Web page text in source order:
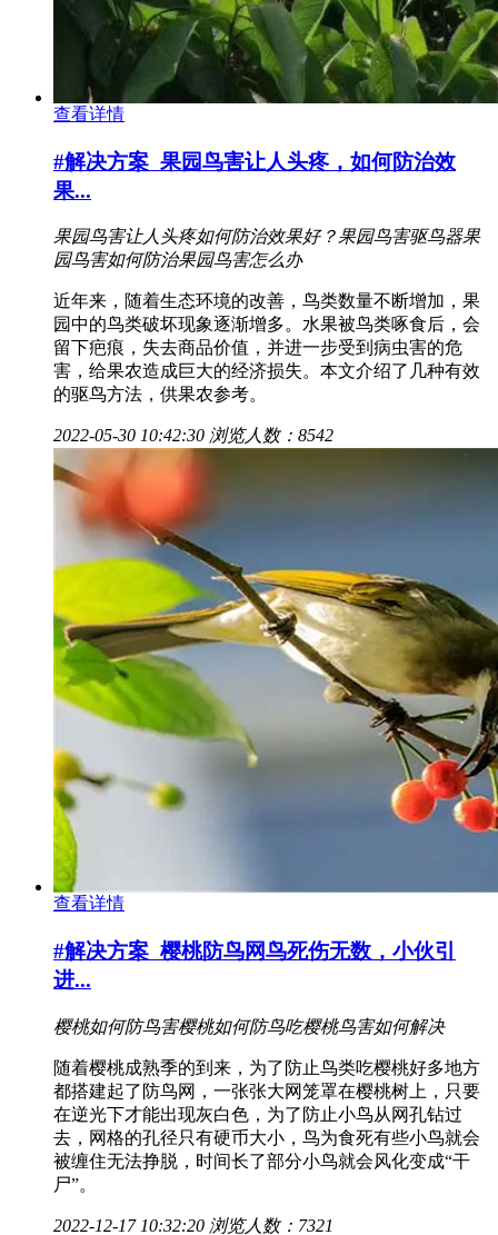
查看详情
#解决方案 果园鸟害让人头疼，如何防治效
果...
果园鸟害让人头疼如何防治效果好？果园鸟害驱鸟器果
园鸟害如何防治果园鸟害怎么办
近年来，随着生态环境的改善，鸟类数量不断增加，果
园中的鸟类破坏现象逐渐增多。水果被鸟类啄食后，会
留下疤痕，失去商品价值，并进一步受到病虫害的危
害，给果农造成巨大的经济损失。本文介绍了几种有效
的驱鸟方法，供果农参考。
2022-05-30 10:42:30 浏览人数：8542
查看详情
#解决方案 樱桃防鸟网鸟死伤无数，小伙引
进...
樱桃如何防鸟害樱桃如何防鸟吃樱桃鸟害如何解决
随着樱桃成熟季的到来，为了防止鸟类吃樱桃好多地方
都搭建起了防鸟网，一张张大网笼罩在樱桃树上，只要
在逆光下才能出现灰白色，为了防止小鸟从网孔钻过
去，网格的孔径只有硬币大小，鸟为食死有些小鸟就会
被缠住无法挣脱，时间长了部分小鸟就会风化变成“干
尸”。
2022-12-17 10:32:20 浏览人数：7321